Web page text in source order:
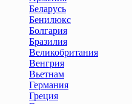
Беларусь
Бенилюкс
Болгария
Бразилия
Великобритания
Венгрия
Вьетнам
Германия
Греция